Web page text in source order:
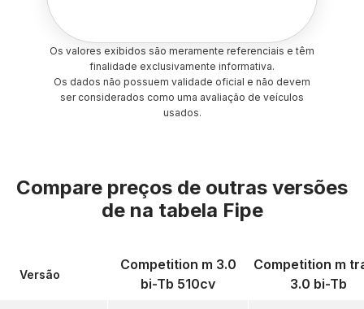
Os valores exibidos são meramente referenciais e têm
finalidade exclusivamente informativa.
Os dados não possuem validade oficial e não devem
ser considerados como uma avaliação de veículos
usados.
Compare preços de outras versões
de na tabela Fipe
Versão
Competition m 3.0
bi-Tb 510cv
Competition m
3.0 bi-Tb